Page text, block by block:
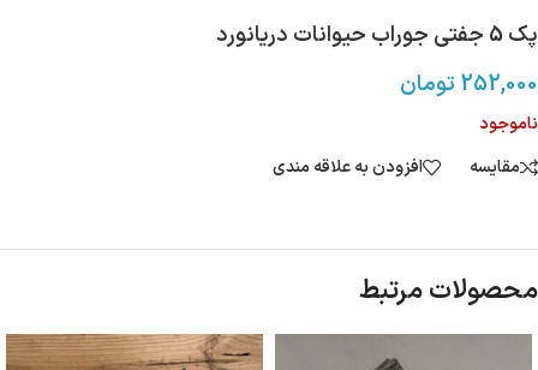
پک 5 جفتی جوراب حیوانات دریانورد
252,000 تومان
ناموجود
مقایسه
افزودن به علاقه مندی
محصولات مرتبط